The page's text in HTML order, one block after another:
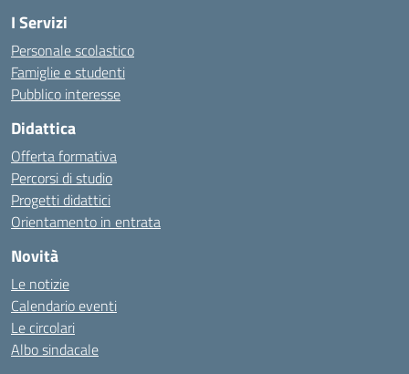
I Servizi
Personale scolastico
Famiglie e studenti
Pubblico interesse
Didattica
Offerta formativa
Percorsi di studio
Progetti didattici
Orientamento in entrata
Novità
Le notizie
Calendario eventi
Le circolari
Albo sindacale